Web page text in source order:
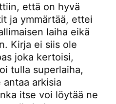
että on hyvä
ja ymmärtää, ettei
laiha eikä
Kirja ei siis ole
joka kertoisi,
tulla superlaiha,
arkisia
itse voi löytää ne